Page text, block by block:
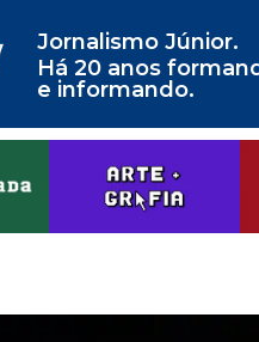
Jornalismo Júnior.
Há 20 anos
e informando.